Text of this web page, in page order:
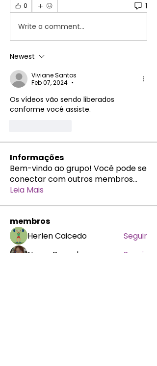
0 1
Write a comment...
Newest
Viviane Santos
Feb 07, 2024
•
Os vídeos vão sendo liberados
conforme você assiste.
Informações
Bem-vindo ao grupo! Você pode se
conectar com outros membros...
Leia Mais
membros
Herlen Caicedo
Seguir
Nayra Raquel
Seguir